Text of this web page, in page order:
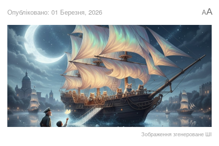
Опубліковано: 01 Березня, 2026 AA
Зображення згенероване ШІ